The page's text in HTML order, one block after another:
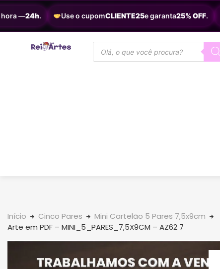
—24h. Use o cupomCLIENTE25e garanta25% OFF.
Início Cinco Pares
Mini Cartelão 5 Pares 7,5x9cm
Arte em PDF – MINI_5_PARES_7,5X9CM – AZ62 7